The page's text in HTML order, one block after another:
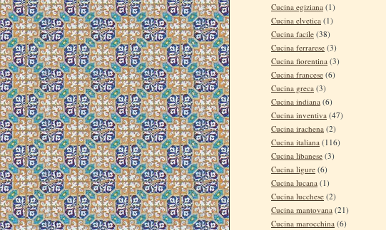
Cucina egiziana (1)
Cucina elvetica (1)
Cucina facile (38)
Cucina ferrarese (3)
Cucina fiorentina (3)
Cucina francese (6)
Cucina greca (3)
Cucina indiana (6)
Cucina inventiva (47)
Cucina irachena (2)
Cucina italiana (116)
Cucina libanese (3)
Cucina ligure (6)
Cucina lucana (1)
Cucina lucchese (2)
Cucina mantovana (21)
Cucina marocchina (6)